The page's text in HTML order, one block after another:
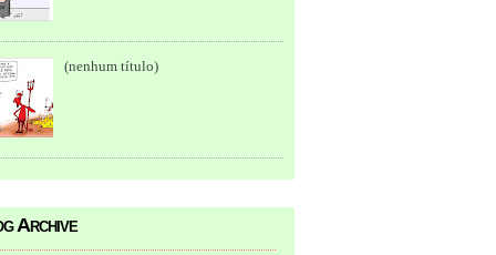
(nenhum título)
Archive